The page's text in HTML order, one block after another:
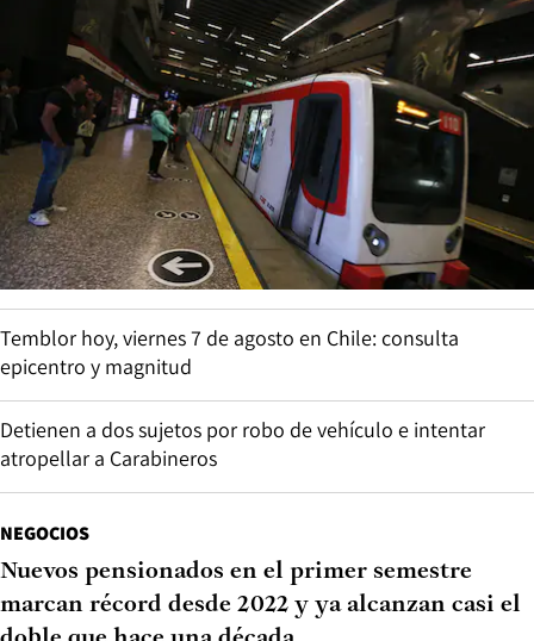
Temblor hoy, viernes 7 de agosto en Chile: consulta
epicentro y magnitud
Detienen a dos sujetos por robo de vehículo e intentar
atropellar a Carabineros
NEGOCIOS
Nuevos pensionados en el primer semestre
marcan récord desde 2022 y ya alcanzan casi el